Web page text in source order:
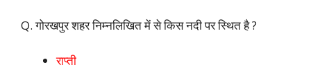
Q. गोरखपुर शहर निम्नलिखित में से किस नदी पर स्थित है ?
राप्ती